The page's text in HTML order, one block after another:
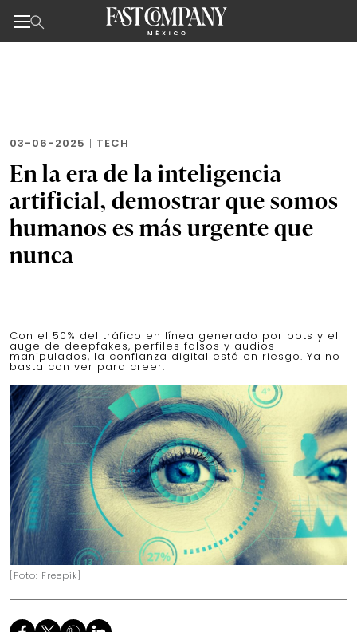
03-06-2025 | TECH
En la era de la inteligencia
artificial, demostrar que somos
humanos es más urgente que
nunca
Con el 50% del tráfico en línea generado por bots y el
auge de deepfakes, perfiles falsos y audios
manipulados, la confianza digital está en riesgo. Ya no
basta con ver para creer.
[Foto: Freepik]